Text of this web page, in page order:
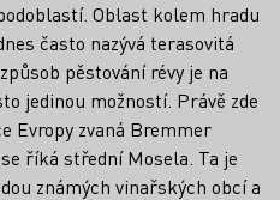
Oblast kolem hradu
často nazývá terasovitá
pěstování révy je na
jedinou možností. Právě zde
Evropy zvaná Bremmer
říká střední Mosela. Ta je
známých vinařských obcí a